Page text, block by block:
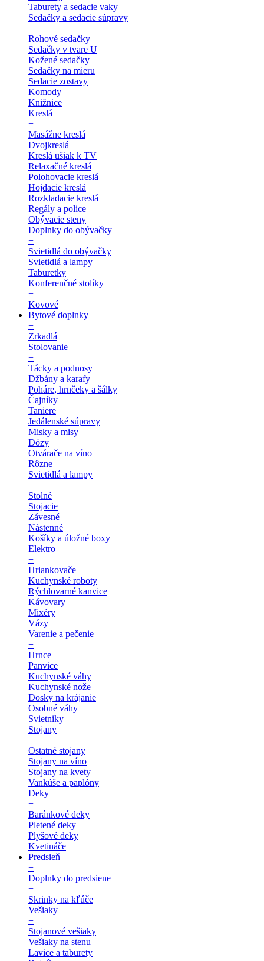
Taburety a sedacie vaky
Sedačky a sedacie súpravy
+
Rohové sedačky
Sedačky v tvare U
Kožené sedačky
Sedačky na mieru
Sedacie zostavy
Komody
Knižnice
Kreslá
+
Masážne kreslá
Dvojkreslá
Kreslá ušiak k TV
Relaxačné kreslá
Polohovacie kreslá
Hojdacie kreslá
Rozkladacie kreslá
Regály a police
Obývacie steny
Doplnky do obývačky
+
Svietidlá do obývačky
Svietidlá a lampy
Taburetky
Konferenčné stolíky
+
Kovové
Bytové doplnky
+
Zrkadlá
Stolovanie
+
Tácky a podnosy
Džbány a karafy
Poháre, hrnčeky a šálky
Čajníky
Taniere
Jedálenské súpravy
Misky a misy
Dózy
Otvárače na víno
Rôzne
Svietidlá a lampy
+
Stolné
Stojacie
Závesné
Nástenné
Košíky a úložné boxy
Elektro
+
Hriankovače
Kuchynské roboty
Rýchlovarné kanvice
Kávovary
Mixéry
Vázy
Varenie a pečenie
+
Hrnce
Panvice
Kuchynské váhy
Kuchynské nože
Dosky na krájanie
Osobné váhy
Svietniky
Stojany
+
Ostatné stojany
Stojany na víno
Stojany na kvety
Vankúše a paplóny
Deky
+
Baránkové deky
Pletené deky
Plyšové deky
Kvetináče
Predsieň
+
Doplnky do predsiene
+
Skrinky na kľúče
Vešiaky
+
Stojanové vešiaky
Vešiaky na stenu
Lavice a taburety